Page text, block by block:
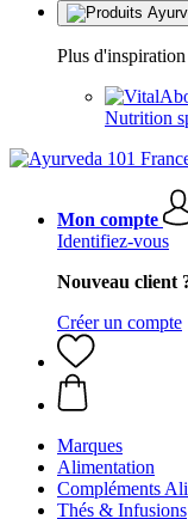
Plus d'inspiration
Nutrition
Mon compte
Identifiez-vous
Nouveau client
Créer un compte
Marques
Alimentation
Compléments
Thés & Infusions